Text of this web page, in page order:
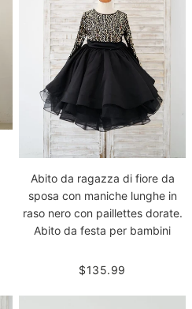
Abito da ragazza di fiore da
sposa con maniche lunghe in
raso nero con paillettes dorate.
Abito da festa per bambini
$135.99